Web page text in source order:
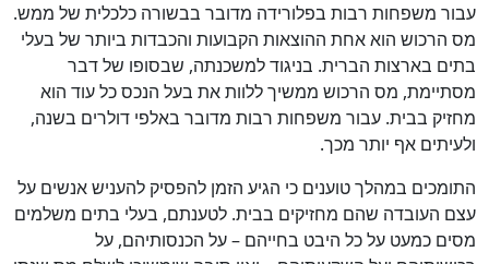
עבור משפחות רבות בפלורידה מדובר בבשורה כלכלית של ממש.
מס הרכוש הוא אחת ההוצאות הקבועות והכבדות ביותר של בעלי
בתים בארצות הברית. בניגוד למשכנתה, שבסופו של דבר
מסתיימת, מס הרכוש ממשיך ללוות את בעל הנכס כל עוד הוא
מחזיק בבית. עבור משפחות רבות מדובר באלפי דולרים בשנה,
ולעיתים אף יותר מכך.
התומכים במהלך טוענים כי הגיע הזמן להפסיק להעניש אנשים על
עצם העובדה שהם מחזיקים בבית. לטענתם, בעלי בתים משלמים
מסים כמעט על כל היבט בחייהם – על הכנסותיהם, על